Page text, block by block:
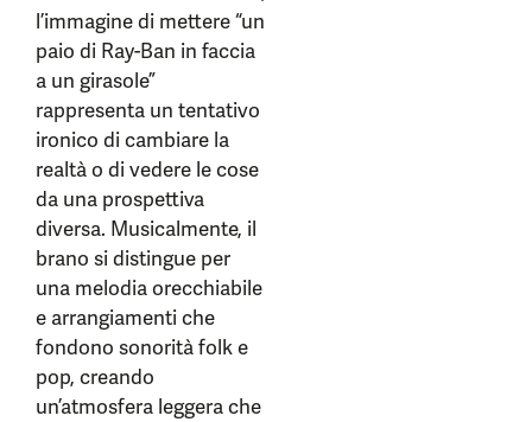
l’immagine di mettere “un
paio di Ray-Ban in faccia
a un girasole”
rappresenta un tentativo
ironico di cambiare la
realtà o di vedere le cose
da una prospettiva
diversa. Musicalmente, il
brano si distingue per
una melodia orecchiabile
e arrangiamenti che
fondono sonorità folk e
pop, creando
un’atmosfera leggera che